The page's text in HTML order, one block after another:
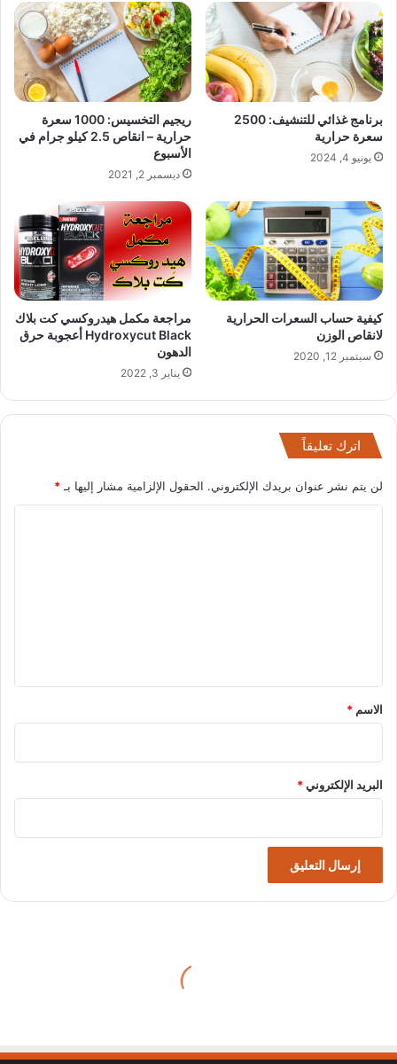
برنامج غذائي للتنشيف: 2500
سعرة حرارية
يونيو 4, 2024
ريجيم التخسيس: 1000 سعرة
حرارية – انقاص 2.5 كيلو جرام في
الأسبوع
ديسمبر 2, 2021
كيفية حساب السعرات الحرارية
لانقاص الوزن
سبتمبر 12, 2020
مراجعة مكمل هيدروكسي كت بلاك
Hydroxycut Black أعجوبة حرق
الدهون
يناير 3, 2022
اترك تعليقاً
لن يتم نشر عنوان بريدك الإلكتروني. الحقول الإلزامية مشار إليها بـ*
*
الاسم *
البريد الإلكتروني*